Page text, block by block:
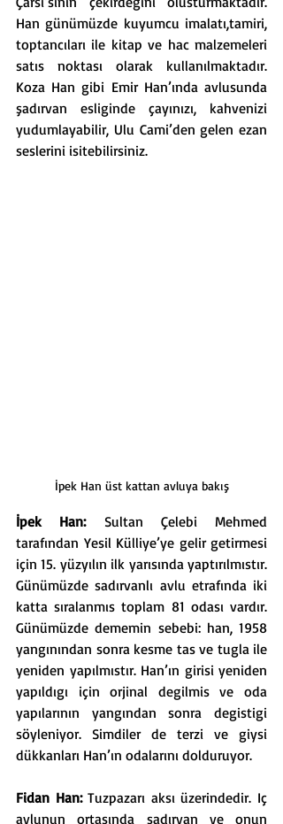
Han günümüzde kuyumcu imalatı,tamiri,
toptancıları ile kitap ve hac malzemeleri
satıs noktası olarak kullanılmaktadır.
Koza Han gibi Emir Han’ında avlusunda
şadırvan esliginde çayınızı, kahvenizi
yudumlayabilir, Ulu Cami’den gelen ezan
seslerini isitebilirsiniz.
İpek Han üst kattan avluya bakış
İpek Han: Sultan Çelebi Mehmed
tarafından Yesil Külliye’ye gelir getirmesi
için 15. yüzyılın ilk yarısında yaptırılmıstır.
Günümüzde sadırvanlı avlu etrafında iki
katta sıralanmıs toplam 81 odası vardır.
Günümüzde dememin sebebi: han, 1958
yangınından sonra kesme tas ve tugla ile
yeniden yapılmıstır. Han’ın girisi yeniden
yapıldıgı için orjinal degilmis ve oda
yapılarının yangından sonra degistigi
söyleniyor. Simdiler de terzi ve giysi
dükkanları Han’ın odalarını dolduruyor.
Fidan Han: Tuzpazarı aksı üzerindedir. Iç
avlunun ortasında sadırvan ve onun